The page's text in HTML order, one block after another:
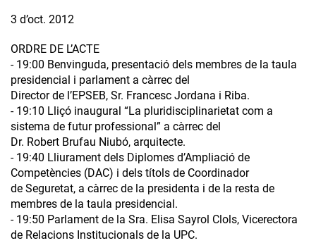
3 d’oct. 2012
ORDRE DE L’ACTE
- 19:00 Benvinguda, presentació dels membres de la taula
presidencial i parlament a càrrec del
Director de l’EPSEB, Sr. Francesc Jordana i Riba.
- 19:10 Lliçó inaugural “La pluridisciplinarietat com a
sistema de futur professional” a càrrec del
Dr. Robert Brufau Niubó, arquitecte.
- 19:40 Lliurament dels Diplomes d’Ampliació de
Competències (DAC) i dels títols de Coordinador
de Seguretat, a càrrec de la presidenta i de la resta de
membres de la taula presidencial.
- 19:50 Parlament de la Sra. Elisa Sayrol Clols, Vicerectora
de Relacions Institucionals de la UPC.